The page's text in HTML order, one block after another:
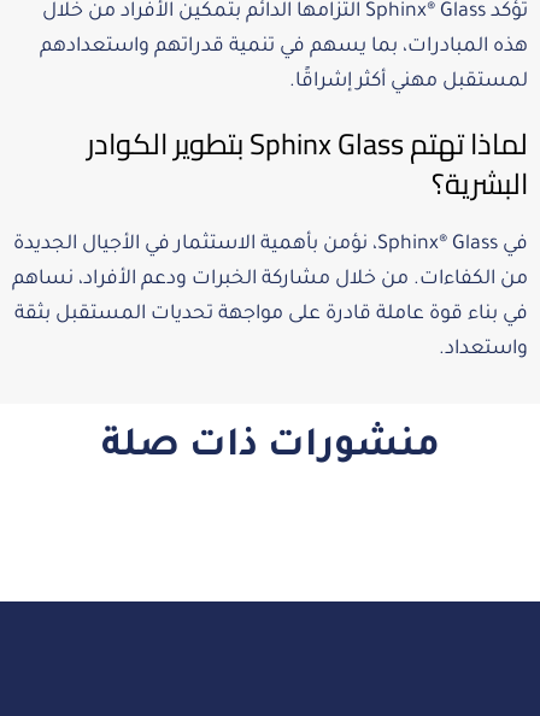
تؤكد Sphinx® Glass التزامها الدائم بتمكين الأفراد من خلال
هذه المبادرات، بما يسهم في تنمية قدراتهم واستعدادهم
لمستقبل مهني أكثر إشراقًا.
لماذا تهتم Sphinx Glass بتطوير الكوادر
البشرية؟
في Sphinx® Glass، نؤمن بأهمية الاستثمار في الأجيال الجديدة
من الكفاءات. من خلال مشاركة الخبرات ودعم الأفراد، نساهم
في بناء قوة عاملة قادرة على مواجهة تحديات المستقبل بثقة
واستعداد.
منشورات ذات صلة